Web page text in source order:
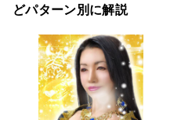
どパターン別に解説